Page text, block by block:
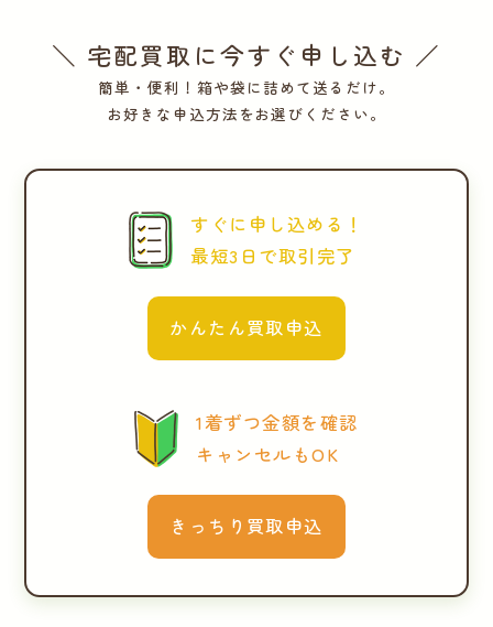
＼ 宅配買取に今すぐ申し込む ／
簡単・便利！箱や袋に詰めて送るだけ。
お好きな申込方法をお選びください。
すぐに申し込める！
最短3日で取引完了
かんたん買取申込
1着ずつ金額を確認
キャンセルもOK
きっちり買取申込